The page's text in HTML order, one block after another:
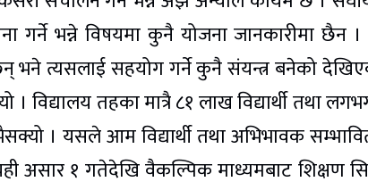
गर्ने भन्ने विषयमा कुनै योजना जानकारीमा
भने त्यसलाई सहयोग गर्ने कुनै संयन्त्र बनेको
। विद्यालय तहका मात्रै ८१ लाख विद्यार्थी तथा
। यसले आम विद्यार्थी तथा अभिभावक
असार १ गतेदेखि वैकल्पिक माध्यमबाट शिक्षण